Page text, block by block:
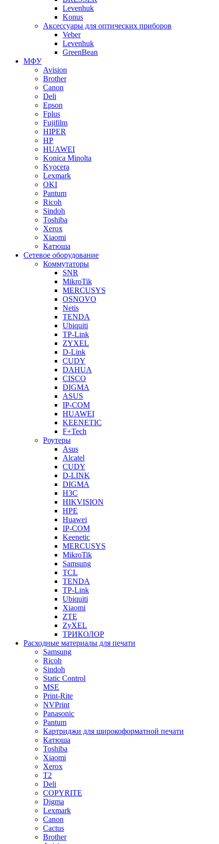
Levenhuk
Konus
Аксессуары для оптических приборов
Veber
Levenhuk
GreenBean
МФУ
Avision
Brother
Canon
Deli
Epson
Fplus
Fujifilm
HIPER
HP
HUAWEI
Konica Minolta
Kyocera
Lexmark
OKI
Pantum
Ricoh
Sindoh
Toshiba
Xerox
Xiaomi
Катюша
Сетевое оборудование
Коммутаторы
SNR
MikroTik
MERCUSYS
OSNOVO
Netis
TENDA
Ubiquiti
TP-Link
ZYXEL
D-Link
CUDY
DAHUA
CISCO
DIGMA
ASUS
IP-COM
HUAWEI
KEENETIC
F+Tech
Роутеры
Asus
Alcatel
CUDY
D-LINK
DIGMA
H3C
HIKVISION
HPE
Huawei
IP-COM
Keenetic
MERCUSYS
MikroTik
Samsung
TCL
TENDA
TP-Link
Ubiquiti
Xiaomi
ZTE
ZyXEL
ТРИКОЛОР
Расходные материалы для печати
Samsung
Ricoh
Sindoh
Static Control
MSE
Print-Rite
NVPrint
Panasonic
Pantum
Картриджи для широкоформатной печати
Катюша
Toshiba
Xiaomi
Xerox
T2
Deli
COPYRITE
Digma
Lexmark
Canon
Cactus
Brother